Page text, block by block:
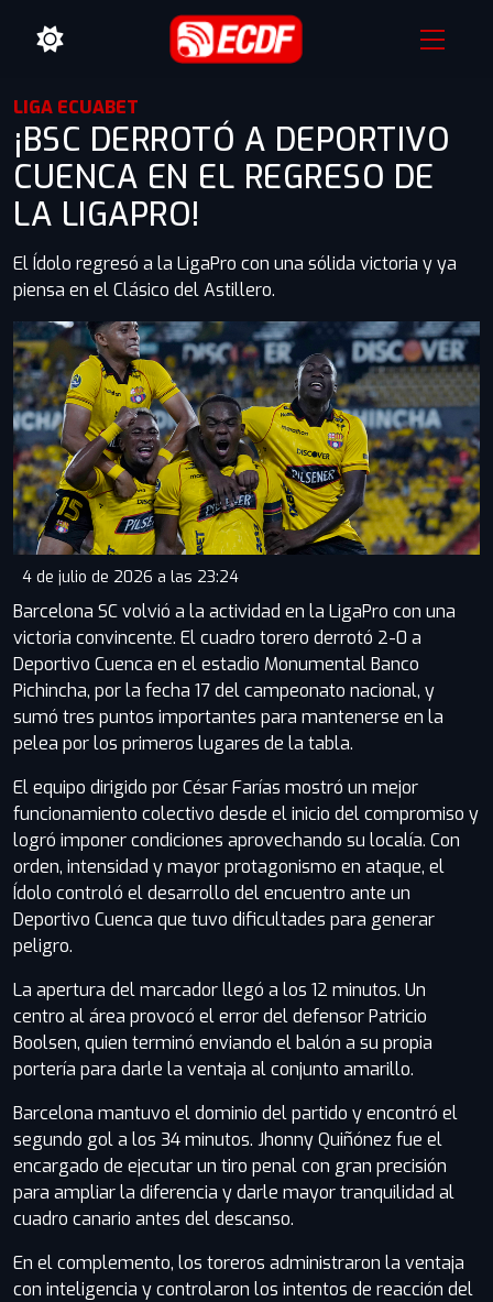
LIGA ECUABET
¡BSC DERROTÓ A DEPORTIVO
CUENCA EN EL REGRESO DE
LA LIGAPRO!
El Ídolo regresó a la LigaPro con una sólida victoria y ya
piensa en el Clásico del Astillero.
4 de julio de 2026 a las 23:24
Barcelona SC volvió a la actividad en la LigaPro con una
victoria convincente. El cuadro torero derrotó 2-0 a
Deportivo Cuenca en el estadio Monumental Banco
Pichincha, por la fecha 17 del campeonato nacional, y
sumó tres puntos importantes para mantenerse en la
pelea por los primeros lugares de la tabla.
El equipo dirigido por César Farías mostró un mejor
funcionamiento colectivo desde el inicio del compromiso y
logró imponer condiciones aprovechando su localía. Con
orden, intensidad y mayor protagonismo en ataque, el
Ídolo controló el desarrollo del encuentro ante un
Deportivo Cuenca que tuvo dificultades para generar
peligro.
La apertura del marcador llegó a los 12 minutos. Un
centro al área provocó el error del defensor Patricio
Boolsen, quien terminó enviando el balón a su propia
portería para darle la ventaja al conjunto amarillo.
Barcelona mantuvo el dominio del partido y encontró el
segundo gol a los 34 minutos. Jhonny Quiñónez fue el
encargado de ejecutar un tiro penal con gran precisión
para ampliar la diferencia y darle mayor tranquilidad al
cuadro canario antes del descanso.
En el complemento, los toreros administraron la ventaja
con inteligencia y controlaron los intentos de reacción del